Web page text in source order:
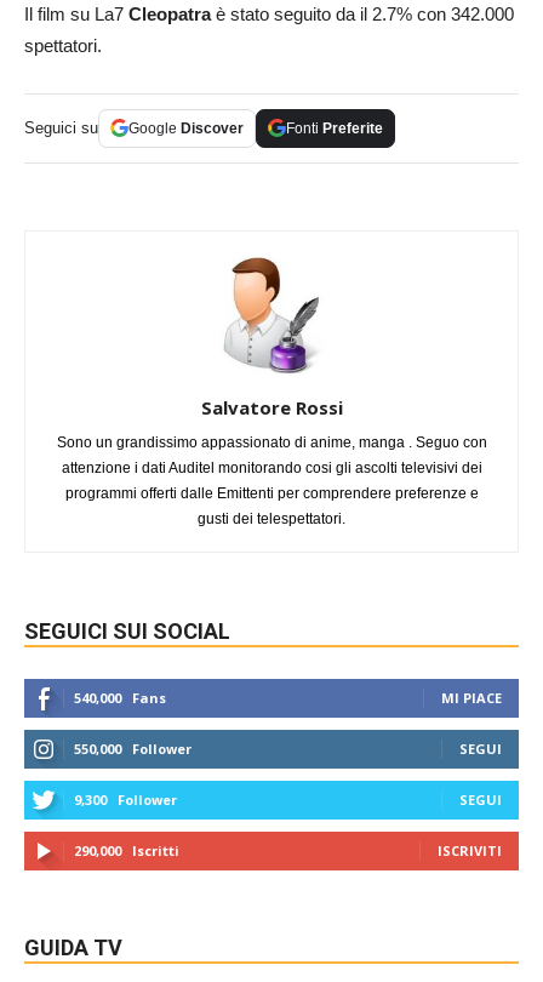
Il film su La7 Cleopatraè stato seguito da il 2.7% con 342.000
spettatori.
Seguici su Google Discover Fonti Preferite
Salvatore Rossi
Sono un grandissimo appassionato di anime, manga . Seguo con
attenzione i dati Auditel monitorando cosi gli ascolti televisivi dei
programmi offerti dalle Emittenti per comprendere preferenze e
gusti dei telespettatori.
SEGUICI SUI SOCIAL
540,000 Fans MI PIACE
550,000 Follower SEGUI
9,300 Follower SEGUI
290,000 Iscritti ISCRIVITI
GUIDA TV